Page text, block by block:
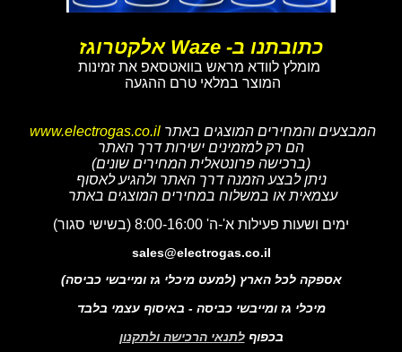
כתובתנו ב- Waze אלקטרוגז
מומלץ לוודא מראש בוואטסאפ את זמינות
המוצר במלאי טרם ההגעה
המבצעים והמחירים המוצגים באתר www.electrogas.co.il
הם רק למזמינים ישירות דרך האתר
(ברכישה פרונטאלית המחירים שונים)
ניתן לבצע הזמנה דרך האתר ולהגיע לאסוף
עצמאית או במשלוח במחירים המוצגים באתר
ימים ושעות פעילות א'-ה' 8:00-16:00 (בשישי סגור)
sales@electrogas.co.il
אספקה לכל הארץ (למעט מיכלי גז ומייבשי כביסה)
מיכלי גז ומייבשי כביסה - באיסוף עצמי בלבד
בכפוף לתנאי הרכישה ולתקנון